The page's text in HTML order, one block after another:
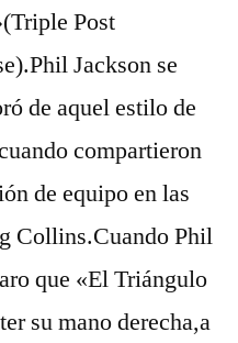
Post
Jackson se
de aquel estilo de
compartieron
de equipo en las
Collins.Cuando Phil
que «El Triángulo
su mano derecha,a